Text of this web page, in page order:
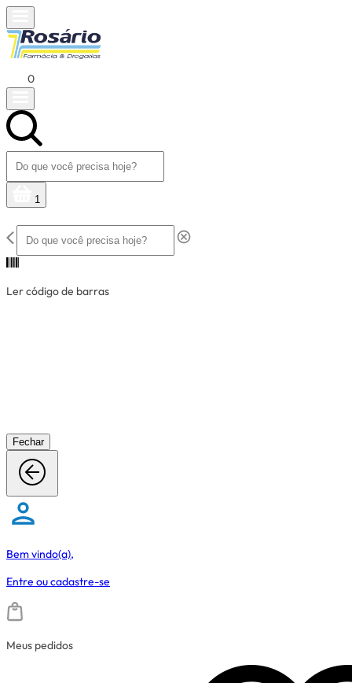
0
1
Ler código de barras
Fechar
Bem vindo(a),
Entre oucadastre-se
Meus pedidos